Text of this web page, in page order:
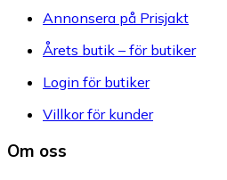
Annonsera på Prisjakt
Årets butik – för butiker
Login för butiker
Villkor för kunder
Om oss